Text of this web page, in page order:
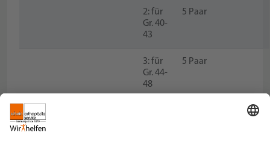
2: für
Gr. 40-
43
5 Paar
3: für
Gr. 44-
48
5 Paar